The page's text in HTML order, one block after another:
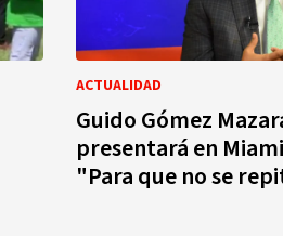
ACTUALIDAD
Guido Gómez
presentará en
"Para que no se